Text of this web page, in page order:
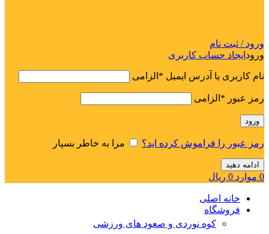
ورود / ثبت نام
ورود ایجاد حساب کاربری
نام کاربری یا آدرس ایمیل * الزامی
رمز عبور * الزامی
ورود
رمز عبور را فراموش کرده اید؟ مرا به خاطر بسپار
ادامه دهید
0 موارد 0 ریال
خانه اصلی
فروشگاه
کوه نوردی و صعود های ورزشی